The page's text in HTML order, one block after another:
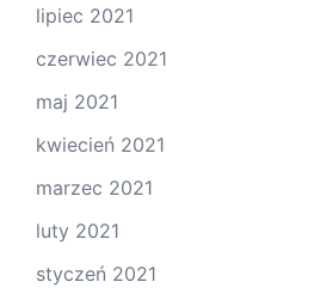
lipiec 2021
czerwiec 2021
maj 2021
kwiecień 2021
marzec 2021
luty 2021
styczeń 2021